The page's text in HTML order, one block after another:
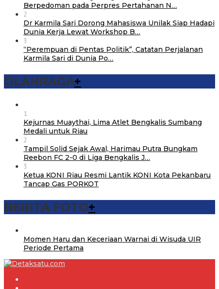
Berpedoman pada Perpres Pertahanan N…
2
Dr Karmila Sari Dorong Mahasiswa Unilak Siap Hadapi
Dunia Kerja Lewat Workshop B…
3
“Perempuan di Pentas Politik”, Catatan Perjalanan
Karmila Sari di Dunia Po…
OLAHRAGA+
1
Kejurnas Muaythai, Lima Atlet Bengkalis Sumbang
Medali untuk Riau
2
Tampil Solid Sejak Awal, Harimau Putra Bungkam
Reebon FC 2-0 di Liga Bengkalis J…
3
Ketua KONI Riau Resmi Lantik KONI Kota Pekanbaru
Tancap Gas PORKOT
BERITA FOTO+
Momen Haru dan Keceriaan Warnai di Wisuda UIR
Periode Pertama